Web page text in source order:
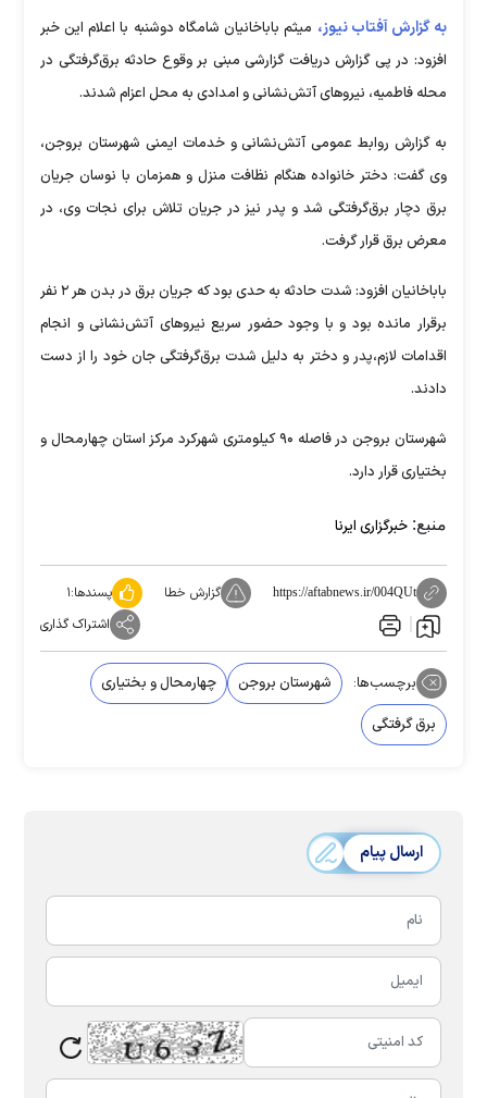
به گزارش آفتاب نیوز، میثم باباخانیان شامگاه دوشنبه با اعلام این خبر
افزود: در پی گزارش دریافت گزارشی مبنی بر وقوع حادثه برق‌گرفتگی در
محله فاطمیه، نیروهای آتش‌نشانی و امدادی به محل اعزام شدند.
به گزارش روابط عمومی آتش‌نشانی و خدمات ایمنی شهرستان بروجن،
وی گفت: دختر خانواده هنگام نظافت منزل و همزمان با نوسان جریان
برق دچار برق‌گرفتگی شد و پدر نیز در جریان تلاش برای نجات وی، در
معرض برق قرار گرفت.
باباخانیان افزود: شدت حادثه به حدی بود که جریان برق در بدن هر ۲ نفر
برقرار مانده بود و با وجود حضور سریع نیروهای آتش‌نشانی و انجام
اقدامات لازم،پدر و دختر به دلیل شدت برق‌گرفتگی جان خود را از دست
دادند.
شهرستان بروجن در فاصله ۹۰ کیلومتری شهرکرد مرکز استان چهارمحال و
بختیاری قرار دارد.
منبع: خبرگزاری ایرنا
https://aftabnews.ir/004QUt گزارش خطا پسندها:۱
اشتراک گذاری
برچسب‌ها: شهرستان بروجن
چهارمحال و بختیاری
برق گرفتگی
ارسال پیام